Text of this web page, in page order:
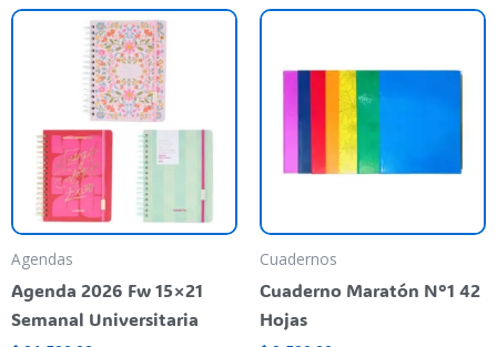
Agendas
Agenda 2026 Fw 15×21
Semanal Universitaria
Este
variantes.
se
pueden
elegir
Cuadernos
Cuaderno Maratón N°1 42
Hojas
se